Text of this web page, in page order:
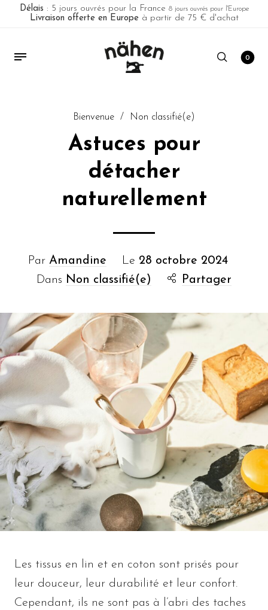
Délais : 5 jours ouvrés pour la France 8 jours ouvrés pour l'Europe
Livraison offerte en Europeà partir de 75 € d'achat
0
Bienvenue / Non classifié(e)
Astuces pour
détacher
naturellement
Par Amandine Le 28 octobre 2024
Dans Non classifié(e) Partager
Les tissus en lin et en coton sont prisés pour
leur douceur, leur durabilité et leur confort.
Cependant, ils ne sont pas à l’abri des taches